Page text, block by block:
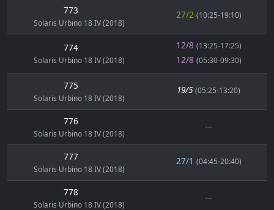
773
Solaris Urbino 18 IV (2018)
27/2 (10:25-19:10)
774
Solaris Urbino 18 IV (2018)
12/8 (13:25-17:25)
12/8 (05:30-09:30)
775
Solaris Urbino 18 IV (2018)
19/5 (05:25-13:20)
776
Solaris Urbino 18 IV (2018)
---
777
Solaris Urbino 18 IV (2018)
27/1 (04:45-20:40)
778
Solaris Urbino 18 IV (2018)
---